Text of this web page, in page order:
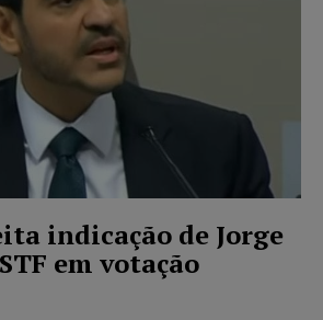
indicação de Jorge
em votação